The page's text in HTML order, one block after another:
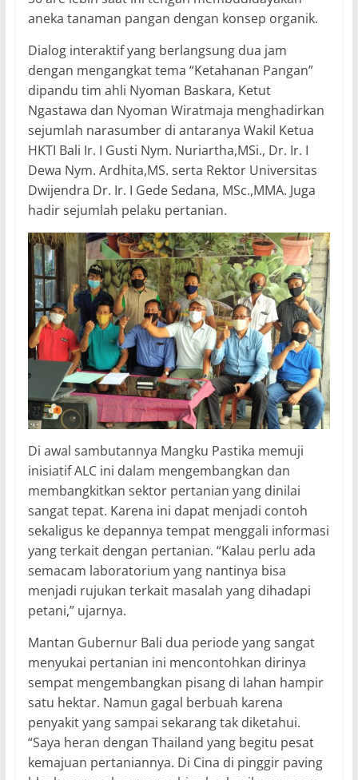
aneka tanaman pangan dengan konsep organik.
Dialog interaktif yang berlangsung dua jam
dengan mengangkat tema “Ketahanan Pangan”
dipandu tim ahli Nyoman Baskara, Ketut
Ngastawa dan Nyoman Wiratmaja menghadirkan
sejumlah narasumber di antaranya Wakil Ketua
HKTI Bali Ir. I Gusti Nym. Nuriartha,MSi., Dr. Ir. I
Dewa Nym. Ardhita,MS. serta Rektor Universitas
Dwijendra Dr. Ir. I Gede Sedana, MSc.,MMA. Juga
hadir sejumlah pelaku pertanian.
Di awal sambutannya Mangku Pastika memuji
inisiatif ALC ini dalam mengembangkan dan
membangkitkan sektor pertanian yang dinilai
sangat tepat. Karena ini dapat menjadi contoh
sekaligus ke depannya tempat menggali informasi
yang terkait dengan pertanian. “Kalau perlu ada
semacam laboratorium yang nantinya bisa
menjadi rujukan terkait masalah yang dihadapi
petani,” ujarnya.
Mantan Gubernur Bali dua periode yang sangat
menyukai pertanian ini mencontohkan dirinya
sempat mengembangkan pisang di lahan hampir
satu hektar. Namun gagal berbuah karena
penyakit yang sampai sekarang tak diketahui.
“Saya heran dengan Thailand yang begitu pesat
kemajuan pertaniannya. Di Cina di pinggir paving